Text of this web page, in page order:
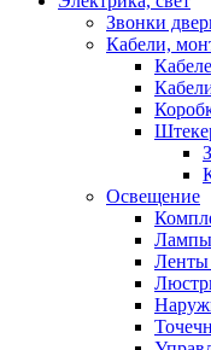
Звонки
Кабели,
Освещение
Лампы
Ленты